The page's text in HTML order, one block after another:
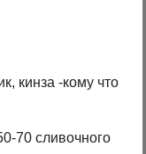
кинза -кому что
70 сливочного